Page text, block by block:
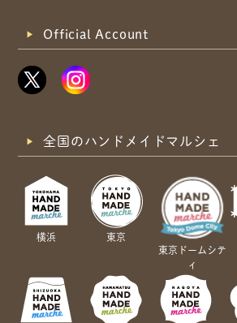
Official Account
全国のハンドメイドマルシェ
横浜
東京
東京ドームシテ
ィ